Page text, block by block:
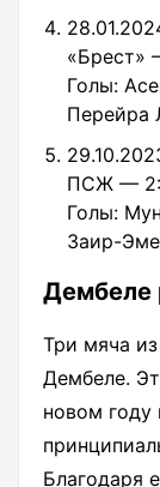
«Брест»
Голы:
Перейра
ПСЖ —
Голы:
Заир-
Дембеле
Три мяча
Дембеле.
новом году
Благодаря